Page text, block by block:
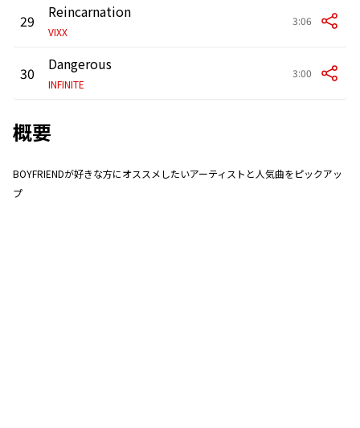
29 Reincarnation
VIXX
3:06
30 Dangerous
INFINITE
3:00
概要
BOYFRIENDが好きな方にオススメしたいアーティストと人気曲をピックアッ
プ